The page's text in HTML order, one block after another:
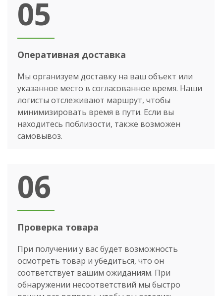
05
Оперативная доставка
Мы организуем доставку на ваш объект или
указанное место в согласованное время. Наши
логисты отслеживают маршрут, чтобы
минимизировать время в пути. Если вы
находитесь поблизости, также возможен
самовывоз.
06
Проверка товара
При получении у вас будет возможность
осмотреть товар и убедиться, что он
соответствует вашим ожиданиям. При
обнаружении несоответствий мы быстро